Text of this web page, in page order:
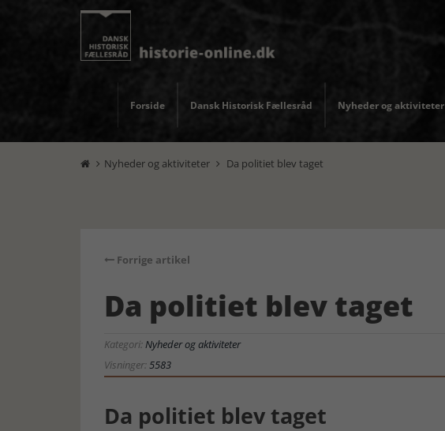
Forside Dansk Historisk Fællesråd Nyheder og aktiviteter
 Nyheder og aktiviteter  Da politiet blev taget
Forrige artikel
Da politiet blev taget
Kategori:Nyheder og aktiviteter
Visninger:5583
Da politiet blev taget